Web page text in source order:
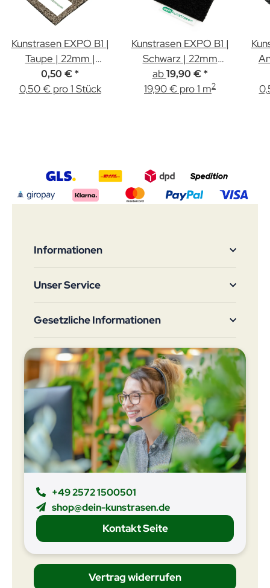
Kunstrasen EXPO B1 |
Taupe | 22mm |
Muster
0,50 € *
0,50 € pro 1 Stück
Kunstrasen EXPO B1 |
Schwarz | 22mm
Höhe
ab 19,90 € *
19,90 € pro 1 m2
Informationen
Unser Service
Gesetzliche Informationen
+49 2572 1500501
shop@dein-kunstrasen.de
Kontakt Seite
Vertrag widerrufen